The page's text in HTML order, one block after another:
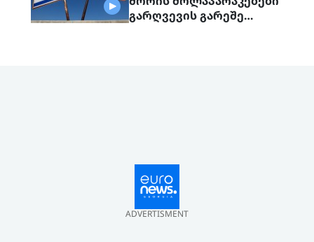
გარღვევის გარეშე
ADVERTISMENT